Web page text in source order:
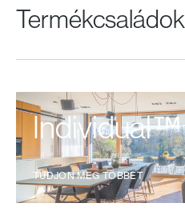
Termékcsaládok
Individual™
TUDJON MEG TÖBBET